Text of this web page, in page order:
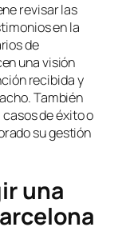
revisar las
en la
de
una visión
recibida y
También
de éxito o
su gestión
una